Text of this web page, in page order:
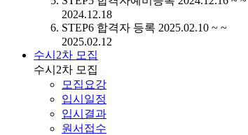
2024.12.18
STEP6 합격자 등록 2025.02.10 ~ ~
2025.02.12
수시2차 모집
수시2차 모집
모집요강
입시일정
입시결과
원서접수